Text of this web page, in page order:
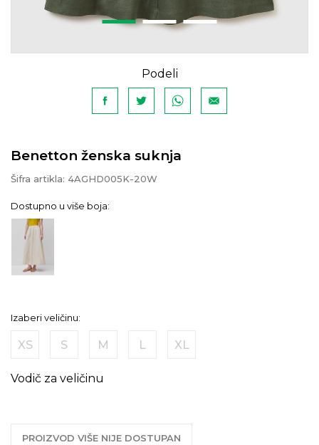
Podeli
Benetton ženska suknja
Šifra artikla: 4AGHD005K-20W
Dostupno u više boja:
Izaberi veličinu:
XS S M L XL
Vodič za veličinu
PROIZVOD VIŠE NIJE DOSTUPAN